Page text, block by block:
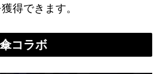
得できます。
コラボ